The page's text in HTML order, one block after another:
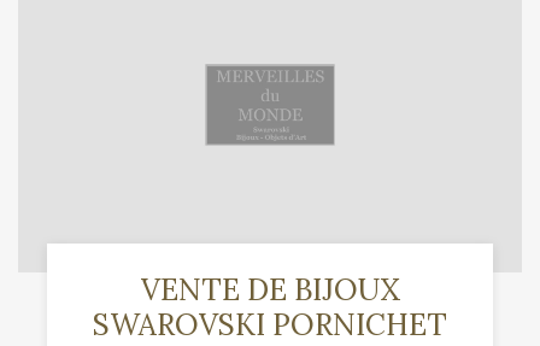
VENTE DE BIJOUX
SWAROVSKI PORNICHET